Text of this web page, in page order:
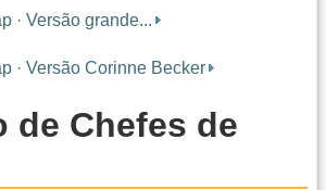
· Versão grande...
· Versão Corinne Becker
de Chefes de